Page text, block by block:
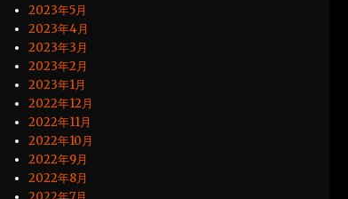
2023年5月
2023年4月
2023年3月
2023年2月
2023年1月
2022年12月
2022年11月
2022年10月
2022年9月
2022年8月